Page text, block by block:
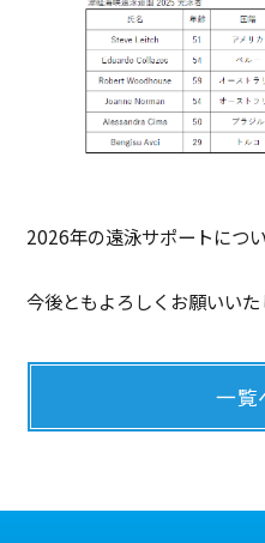
2026年の遠泳サポートにつ
今後ともよろしくお願いいた
一覧